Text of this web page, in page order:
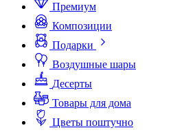
Премиум
Композиции
Подарки
Воздушные шары
Десерты
Товары для дома
Цветы поштучно